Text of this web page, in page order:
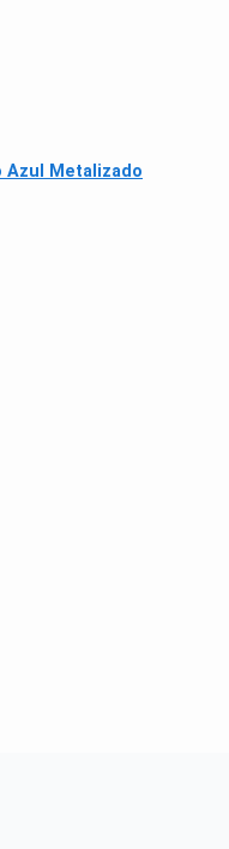
Azul Metalizado